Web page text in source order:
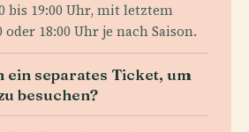
bis 19:00 Uhr, mit letztem
oder 18:00 Uhr je nach Saison.
ein separates Ticket, um
besuchen?